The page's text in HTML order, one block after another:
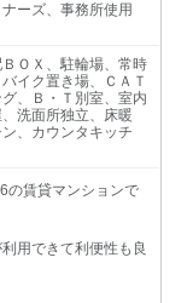
ーズ、事務所使用
ＯＸ、駐輪場、常時
イク置き場、ＣＡＴ
、Ｂ・Ｔ別室、室内
洗面所独立、床暖
、カウンタキッチ
の賃貸マンションで
用できて利便性も良